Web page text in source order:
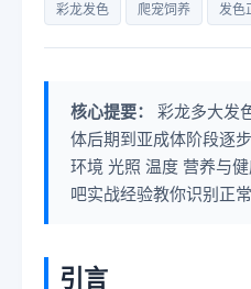
彩龙发色 爬宠饲养 发色
核心提要：
彩龙多大发
体后期到亚成体阶段逐
环境 光照 温度 营养与
吧实战经验教你识别正
引言